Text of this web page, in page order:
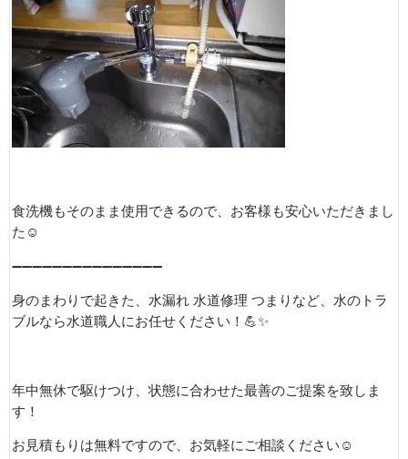
食洗機もそのまま使用できるので、お客様も安心いただきまし
た ☺️
➖➖➖➖➖➖➖➖➖➖➖➖➖➖➖
身のまわりで起きた、水漏れ 水道修理 つまりなど、水のトラ
ブルなら水道職人にお任せください！ 💪✨
年中無休で駆けつけ、状態に合わせた最善のご提案を致しま
す！
お見積もりは無料ですので、お気軽にご相談ください ☺️